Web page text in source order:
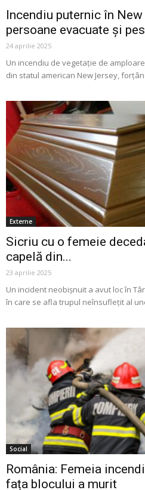
Incendiu puternic în
persoane evacuate și
24 aprilie 2025
Un incendiu de vegetație de
din statul american New Jersey,
Externe
Sicriu cu o femeie
capelă din...
23 aprilie 2025
Un incident neobișnuit a avut loc în
în care se afla trupul neînsuflețit al
Social
România: Femeia
fața blocului a murit